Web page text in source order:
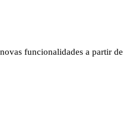
funcionalidades a partir de